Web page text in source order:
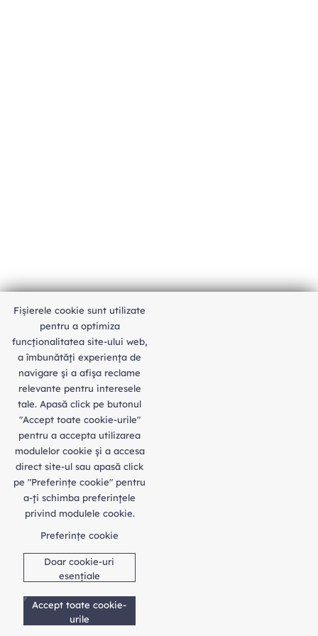
An unexpected error has occurred
Fișierele cookie sunt utilizate
pentru a optimiza
funcţionalitatea site-ului web,
a îmbunătăţi experienţa de
navigare şi a afişa reclame
relevante pentru interesele
tale. Apasă click pe butonul
"Accept toate cookie-urile"
pentru a accepta utilizarea
modulelor cookie şi a accesa
direct site-ul sau apasă click
pe "Preferințe cookie" pentru
a-ţi schimba preferinţele
privind modulele cookie.
Preferințe cookie
Doar cookie-uri
esențiale
Accept toate cookie-
urile